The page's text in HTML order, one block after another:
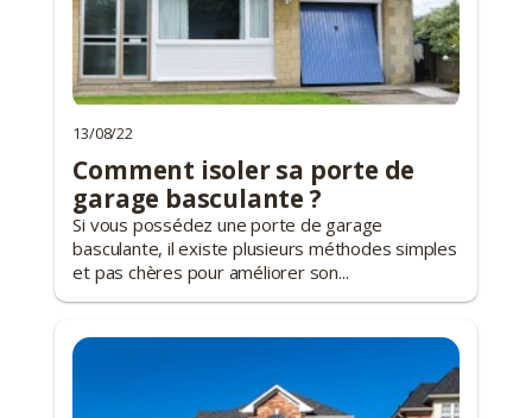
13/08/22
Comment isoler sa porte de
garage basculante ?
Si vous possédez une porte de garage
basculante, il existe plusieurs méthodes simples
et pas chères pour améliorer son...